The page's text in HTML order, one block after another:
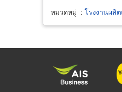
หมวดหมู่ : โรงงานผลิ